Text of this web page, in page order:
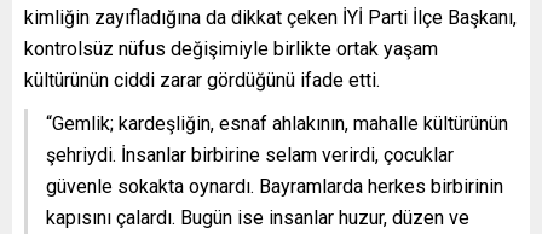
kimliğin zayıfladığına da dikkat çeken İYİ Parti İlçe Başkanı,
kontrolsüz nüfus değişimiyle birlikte ortak yaşam
kültürünün ciddi zarar gördüğünü ifade etti.
“Gemlik; kardeşliğin, esnaf ahlakının, mahalle kültürünün
şehriydi. İnsanlar birbirine selam verirdi, çocuklar
güvenle sokakta oynardı. Bayramlarda herkes birbirinin
kapısını çalardı. Bugün ise insanlar huzur, düzen ve